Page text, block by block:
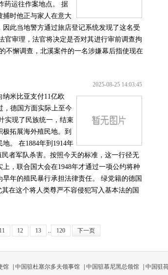
药运往作案地点。 据
捕时他正与家人在意大
此当地警方通过旅店登记系统发现了这名受
官审理，法官将决定是否对其进行审前调查拘
不懈调查，北溪案件的一名涉嫌幕后指使现在
2025-08-25 14:03:45
米比亚支付11亿欧
，德国方面实际上至今
实现了民族统一，结束
拓展海外殖民地。到
。 在1884年到1914年
者军队杀害。按照今天的标准，这一行径无
，联合国大会在1948年才通过一项公约将种
年的殖民暴行承担法律责任。 绿党籍的德国
在这个将人类尊严不容侵犯写入基本法的国
11 12 13 .. 120 下一页
馆 中国驻杜塞尔多夫领事馆 中国驻慕尼黑总领馆
中国驻